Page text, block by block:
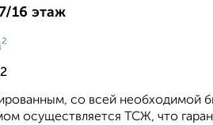
16 этаж
со всей необходимой
осуществляется ТСЖ, что